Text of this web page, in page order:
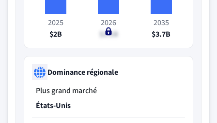
2025
$2B
2026
$2.1B
2035
$3.7B
Dominance régionale
Plus grand marché
États-Unis